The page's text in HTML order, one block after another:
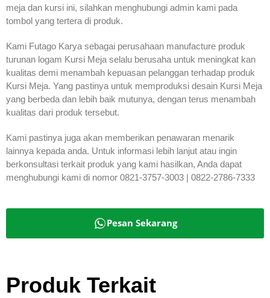
meja dan kursi ini, silahkan menghubungi admin kami pada
tombol yang tertera di produk.
Kami Futago Karya sebagai perusahaan manufacture produk
turunan logam Kursi Meja selalu berusaha untuk meningkat kan
kualitas demi menambah kepuasan pelanggan terhadap produk
Kursi Meja. Yang pastinya untuk memproduksi desain Kursi Meja
yang berbeda dan lebih baik mutunya, dengan terus menambah
kualitas dari produk tersebut.
Kami pastinya juga akan memberikan penawaran menarik
lainnya kepada anda. Untuk informasi lebih lanjut atau ingin
berkonsultasi terkait produk yang kami hasilkan, Anda dapat
menghubungi kami di nomor 0821-3757-3003 | 0822-2786-7333
Pesan Sekarang
Produk Terkait